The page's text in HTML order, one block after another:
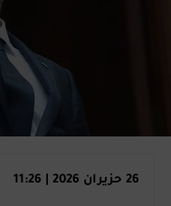
26 حزيران 2026 | 11:26